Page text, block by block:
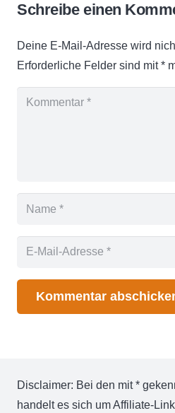
Schreibe einen
Deine E-Mail-Adresse wird
Erforderliche Felder sind mit*
Kommentar
Disclaimer: Bei den mit *
handelt es sich um Affiliate-